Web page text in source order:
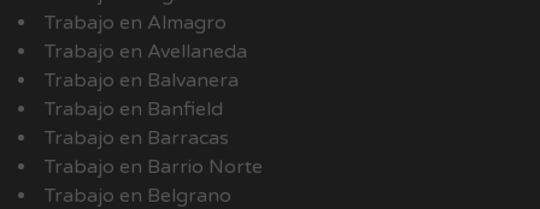
Trabajo en Almagro
Trabajo en Avellaneda
Trabajo en Balvanera
Trabajo en Banfield
Trabajo en Barracas
Trabajo en Barrio Norte
Trabajo en Belgrano